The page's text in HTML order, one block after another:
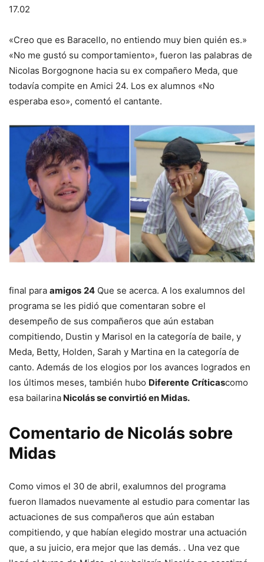
17.02
«Creo que es Baracello, no entiendo muy bien quién es.»
«No me gustó su comportamiento», fueron las palabras de
Nicolas Borgognone hacia su ex compañero Meda, que
todavía compite en Amici 24. Los ex alumnos «No
esperaba eso», comentó el cantante.
final para amigos 24 Que se acerca. A los exalumnos del
programa se les pidió que comentaran sobre el
desempeño de sus compañeros que aún estaban
compitiendo, Dustin y Marisol en la categoría de baile, y
Meda, Betty, Holden, Sarah y Martina en la categoría de
canto. Además de los elogios por los avances logrados en
los últimos meses, también hubo Diferente Críticascomo
esa bailarina Nicolás se convirtió en Midas.
Comentario de Nicolás sobre
Midas
Como vimos el 30 de abril, exalumnos del programa
fueron llamados nuevamente al estudio para comentar las
actuaciones de sus compañeros que aún estaban
compitiendo, y que habían elegido mostrar una actuación
que, a su juicio, era mejor que las demás. . Una vez que